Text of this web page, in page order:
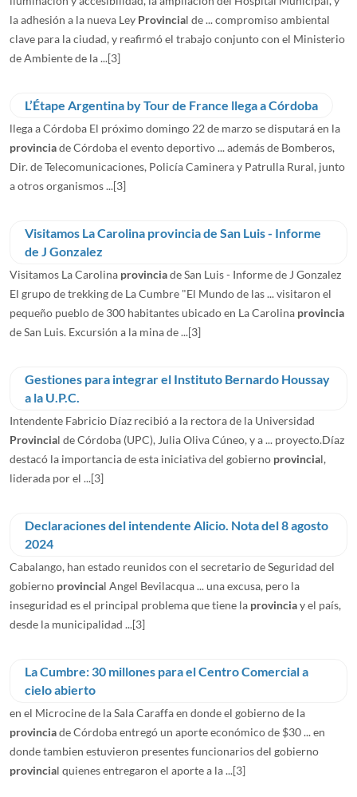
la adhesión a la nueva Ley Provincial de ... compromiso ambiental
clave para la ciudad, y reafirmó el trabajo conjunto con el Ministerio
de Ambiente de la ...[3]
L’Étape Argentina by Tour de France llega a Córdoba
llega a Córdoba El próximo domingo 22 de marzo se disputará en la
provinciade Córdoba el evento deportivo ... además de Bomberos,
Dir. de Telecomunicaciones, Policía Caminera y Patrulla Rural, junto
a otros organismos ...[3]
Visitamos La Carolina provincia de San Luis - Informe
de J Gonzalez
Visitamos La Carolina provinciade San Luis - Informe de J Gonzalez
El grupo de trekking de La Cumbre "El Mundo de las ... visitaron el
pequeño pueblo de 300 habitantes ubicado en La Carolina provincia
de San Luis. Excursión a la mina de ...[3]
Gestiones para integrar el Instituto Bernardo Houssay
a la U.P.C.
Intendente Fabricio Díaz recibió a la rectora de la Universidad
Provincial de Córdoba (UPC), Julia Oliva Cúneo, y a ... proyecto.Díaz
destacó la importancia de esta iniciativa del gobierno provincial,
liderada por el ...[3]
Declaraciones del intendente Alicio. Nota del 8 agosto
2024
Cabalango, han estado reunidos con el secretario de Seguridad del
gobierno provincial Angel Bevilacqua ... una excusa, pero la
inseguridad es el principal problema que tiene la provinciay el país,
desde la municipalidad ...[3]
La Cumbre: 30 millones para el Centro Comercial a
cielo abierto
en el Microcine de la Sala Caraffa en donde el gobierno de la
provinciade Córdoba entregó un aporte económico de $30 ... en
donde tambien estuvieron presentes funcionarios del gobierno
provincial quienes entregaron el aporte a la ...[3]